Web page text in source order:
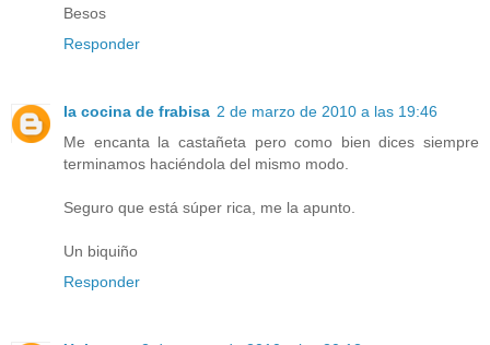
Besos
Responder
la cocina de frabisa 2 de marzo de 2010 a las 19:46
Me encanta la castañeta pero como bien dices siempre
terminamos haciéndola del mismo modo.
Seguro que está súper rica, me la apunto.
Un biquiño
Responder